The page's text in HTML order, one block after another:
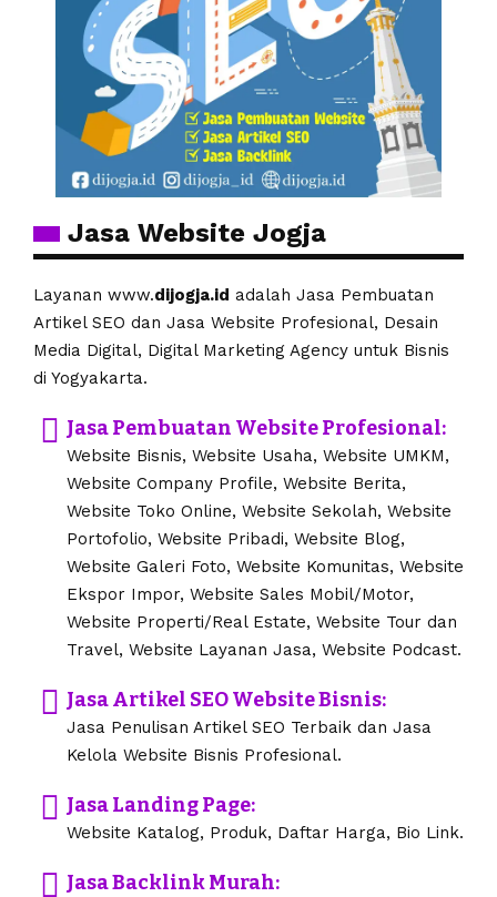
Jasa Website Jogja
Layanan www.dijogja.id adalah Jasa Pembuatan
Artikel SEO dan Jasa Website Profesional, Desain
Media Digital, Digital Marketing Agency untuk Bisnis
di Yogyakarta.
Jasa Pembuatan Website Profesional:
Website Bisnis, Website Usaha, Website UMKM,
Website Company Profile, Website Berita,
Website Toko Online, Website Sekolah, Website
Portofolio, Website Pribadi, Website Blog,
Website Galeri Foto, Website Komunitas, Website
Ekspor Impor, Website Sales Mobil/Motor,
Website Properti/Real Estate, Website Tour dan
Travel, Website Layanan Jasa, Website Podcast.
Jasa Artikel SEO Website Bisnis:
Jasa Penulisan Artikel SEO Terbaik dan Jasa
Kelola Website Bisnis Profesional.
Jasa Landing Page:
Website Katalog, Produk, Daftar Harga, Bio Link.
Jasa Backlink Murah: